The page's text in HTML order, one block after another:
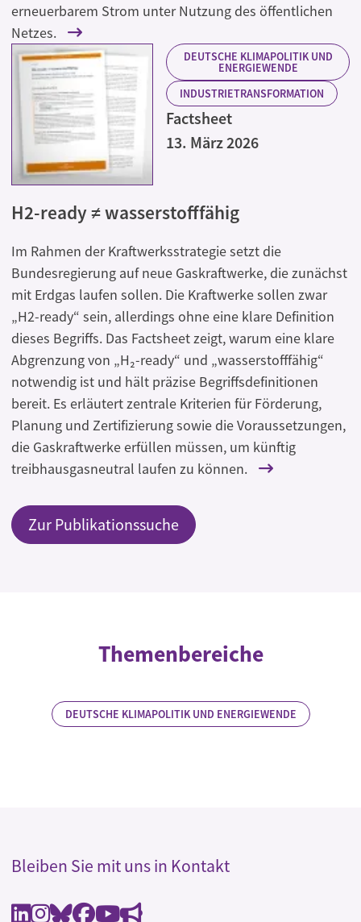
erneuerbarem Strom unter Nutzung des öffentlichen
Netzes.
DEUTSCHE KLIMAPOLITIK UND
ENERGIEWENDE
INDUSTRIETRANSFORMATION
Factsheet
13. März 2026
H2-ready ≠ wasserstofffähig
Im Rahmen der Kraftwerksstrategie setzt die
Bundesregierung auf neue Gaskraftwerke, die zunächst
mit Erdgas laufen sollen. Die Kraftwerke sollen zwar
„H2-ready“ sein, allerdings ohne eine klare Definition
dieses Begriffs. Das Factsheet zeigt, warum eine klare
Abgrenzung von „H₂-ready“ und „wasserstofffähig“
notwendig ist und hält präzise Begriffsdefinitionen
bereit. Es erläutert zentrale Kriterien für Förderung,
Planung und Zertifizierung sowie die Voraussetzungen,
die Gaskraftwerke erfüllen müssen, um künftig
treibhausgasneutral laufen zu können.
Zur Publikationssuche
Themenbereiche
DEUTSCHE KLIMAPOLITIK UND ENERGIEWENDE
Bleiben Sie mit uns in Kontakt